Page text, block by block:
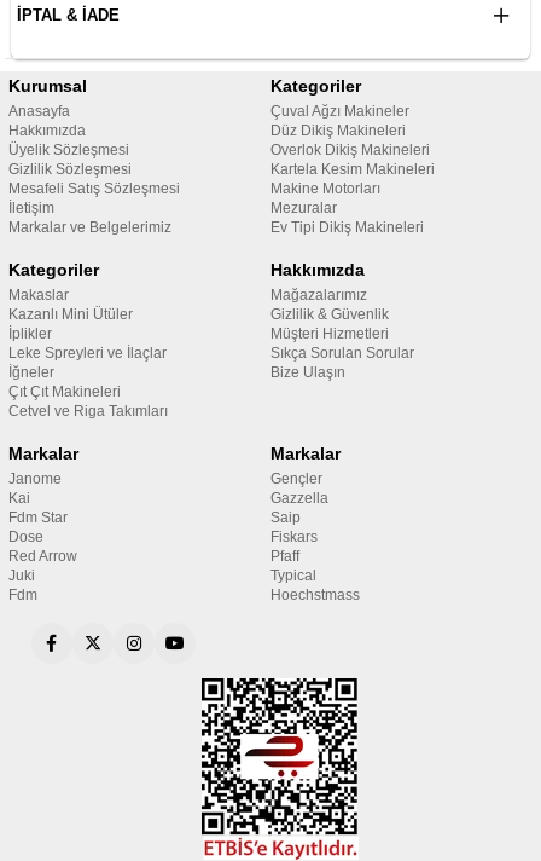
İPTAL & İADE
Kurumsal
Anasayfa
Hakkımızda
Üyelik Sözleşmesi
Gizlilik Sözleşmesi
Mesafeli Satış Sözleşmesi
İletişim
Markalar ve Belgelerimiz
Kategoriler
Çuval Ağzı Makineler
Düz Dikiş Makineleri
Overlok Dikiş Makineleri
Kartela Kesim Makineleri
Makine Motorları
Mezuralar
Ev Tipi Dikiş Makineleri
Kategoriler
Makaslar
Kazanlı Mini Ütüler
İplikler
Leke Spreyleri ve İlaçlar
İğneler
Çıt Çıt Makineleri
Cetvel ve Riga Takımları
Hakkımızda
Mağazalarımız
Gizlilik & Güvenlik
Müşteri Hizmetleri
Sıkça Sorulan Sorular
Bize Ulaşın
Markalar
Janome
Kai
Fdm Star
Dose
Red Arrow
Juki
Fdm
Markalar
Gençler
Gazzella
Saip
Fiskars
Pfaff
Typical
Hoechstmass